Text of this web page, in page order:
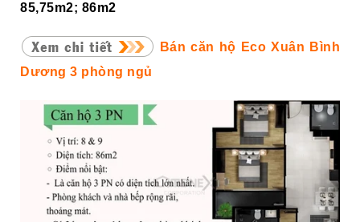
85,75m2; 86m2
Bán căn hộ Eco Xuân Bình
Dương 3 phòng ngủ